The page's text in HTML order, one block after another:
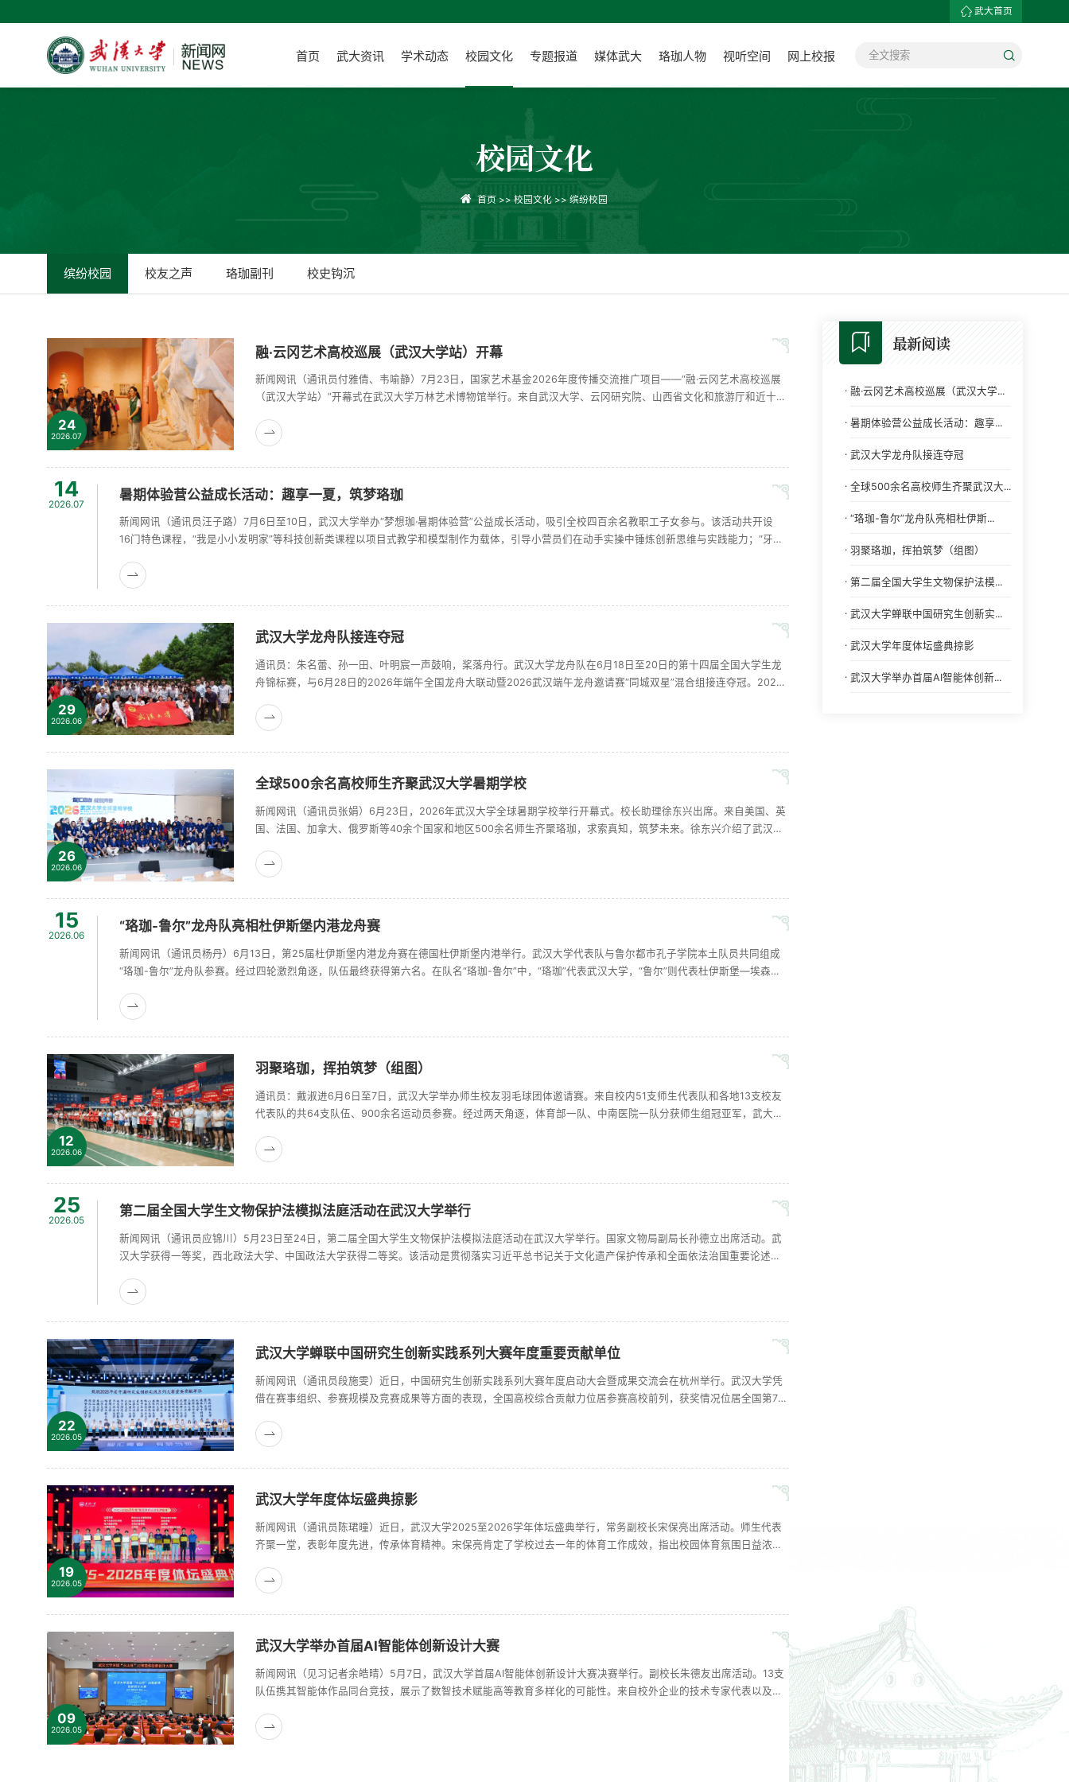
武大首页
首页 武大资讯 学术动态 校园文化 专题报道 媒体武大 珞珈人物 视听空间 网上校报
校园文化
首页 >>校园文化 >>缤纷校园
缤纷校园 校友之声 珞珈副刊 校史钩沉
24
2026.07
融·云冈艺术高校巡展（武汉大学站）开幕
新闻网讯（通讯员付雅倩、韦喻静）7月23日，国家艺术基金2026年度传播交流推广项目——“融·云冈艺术高校巡展
（武汉大学站）”开幕式在武汉大学万林艺术博物馆举行。来自武汉大学、云冈研究院、山西省文化和旅游厅和近十所
化遗产，是见证各民族交往交流交融的不朽丰碑。展览综合运用多种数字化手段，对云冈石窟艺术进......
14
2026.07
暑期体验营公益成长活动：趣享一夏，筑梦珞珈
新闻网讯（通讯员汪子路）7月6日至10日，武汉大学举办“梦想珈·暑期体验营”公益成长活动，吸引全校四百余名教职工子女参与。该活动共开设
16门特色课程，“我是小小发明家”等科技创新类课程以项目式教学和模型制作为载体，引导小营员们在动手实操中锤炼创新思维与实践能力；“牙
探索类课......
29
2026.06
武汉大学龙舟队接连夺冠
通讯员：朱名蕾、孙一田、叶明宸一声鼓响，桨落舟行。武汉大学龙舟队在6月18日至20日的第十四届全国大学生龙
舟锦标赛，与6月28日的2026年端午全国龙舟大联动暨2026武汉端午龙舟邀请赛“同城双星”混合组接连夺冠。2026
别之一，“同城双星”龙舟赛时隔7年重启，武汉大学、华中科技大学两支龙舟队伍在混合组500米直道竞......
26
2026.06
全球500余名高校师生齐聚武汉大学暑期学校
新闻网讯（通讯员张娟）6月23日，2026年武汉大学全球暑期学校举行开幕式。校长助理徐东兴出席。来自美国、英
国、法国、加拿大、俄罗斯等40余个国家和地区500余名师生齐聚珞珈，求索真知，筑梦未来。徐东兴介绍了武汉大
力全球青年探索学科前沿，了解中国历史文化与当代发展，缔结跨越山海的青春友谊。国家卓越工程师......
15
2026.06
“珞珈-鲁尔”龙舟队亮相杜伊斯堡内港龙舟赛
新闻网讯（通讯员杨丹）6月13日，第25届杜伊斯堡内港龙舟赛在德国杜伊斯堡内港举行。武汉大学代表队与鲁尔都市孔子学院本土队员共同组成
“珞珈-鲁尔”龙舟队参赛。经过四轮激烈角逐，队伍最终获得第六名。在队名“珞珈-鲁尔”中，“珞珈”代表武汉大学，“鲁尔”则代表杜伊斯堡—埃森大
德两......
12
2026.06
羽聚珞珈，挥拍筑梦（组图）
通讯员：戴淑进6月6日至7日，武汉大学举办师生校友羽毛球团体邀请赛。来自校内51支师生代表队和各地13支校友
代表队的共64支队伍、900余名运动员参赛。经过两天角逐，体育部一队、中南医院一队分获师生组冠亚军，武大深
党成立105周年之际，学校以羽毛球赛事传承红色基因、践行全民健身理念，体现了珞珈文脉与体育精神的......
25
2026.05
第二届全国大学生文物保护法模拟法庭活动在武汉大学举行
新闻网讯（通讯员应锦川）5月23日至24日，第二届全国大学生文物保护法模拟法庭活动在武汉大学举行。国家文物局副局长孙德立出席活动。武
汉大学获得一等奖，西北政法大学、中国政法大学获得二等奖。该活动是贯彻落实习近平总书记关于文化遗产保护传承和全面依法治国重要论述的
学生围绕文物执......
22
2026.05
武汉大学蝉联中国研究生创新实践系列大赛年度重要贡献单位
新闻网讯（通讯员段施雯）近日，中国研究生创新实践系列大赛年度启动大会暨成果交流会在杭州举行。武汉大学凭
借在赛事组织、参赛规模及竞赛成果等方面的表现，全国高校综合贡献力位居参赛高校前列，获奖情况位居全国第7，
三等奖132项，获奖总数较去年增长11.6%，在多个赛道均取得了突破。在大会表彰的系列赛事中，遥感......
19
2026.05
武汉大学年度体坛盛典掠影
新闻网讯（通讯员陈珺曈）近日，武汉大学2025至2026学年体坛盛典举行，常务副校长宋保亮出席活动。师生代表
齐聚一堂，表彰年度先进，传承体育精神。宋保亮肯定了学校过去一年的体育工作成效，指出校园体育氛围日益浓
门深化改革，完善体育服务保障体系。活动表彰了一批体育工作先进集体和个人。弘毅学堂、电气与自动化......
09
2026.05
武汉大学举办首届AI智能体创新设计大赛
新闻网讯（见习记者余皓晴）5月7日，武汉大学首届AI智能体创新设计大赛决赛举行。副校长朱德友出席活动。13支
队伍携其智能体作品同台竞技，展示了数智技术赋能高等教育多样化的可能性。来自校外企业的技术专家代表以及武
家评审，百余名师生作为大众评审在现场观摩。经过初赛选拔，13支队伍晋级决赛。各参赛队伍立足校......
最新阅读
· 融·云冈艺术高校巡展（武汉大学...
· 暑期体验营公益成长活动：趣享...
· 武汉大学龙舟队接连夺冠
· 全球500余名高校师生齐聚武汉大...
· “珞珈-鲁尔”龙舟队亮相杜伊斯...
· 羽聚珞珈，挥拍筑梦（组图）
· 第二届全国大学生文物保护法模...
· 武汉大学蝉联中国研究生创新实...
· 武汉大学年度体坛盛典掠影
· 武汉大学举办首届AI智能体创新...